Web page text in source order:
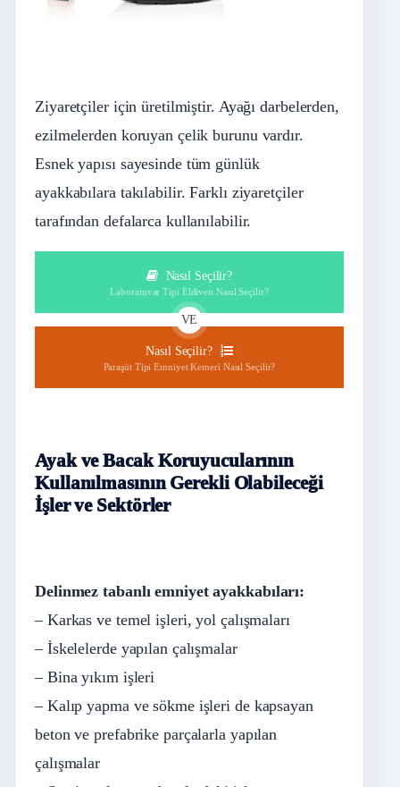
Ziyaretçiler için üretilmiştir. Ayağı darbelerden,
ezilmelerden koruyan çelik burunu vardır.
Esnek yapısı sayesinde tüm günlük
ayakkabılara takılabilir. Farklı ziyaretçiler
tarafından defalarca kullanılabilir.
Nasıl Seçilir?
Laboratuvar Tipi Eldiven Nasıl Seçilir?
VE
Nasıl Seçilir?
Paraşüt Tipi Emniyet Kemeri Nasıl Seçilir?
Ayak ve Bacak Koruyucularının
Kullanılmasının Gerekli Olabileceği
İşler ve Sektörler
Delinmez tabanlı emniyet ayakkabıları:
– Karkas ve temel işleri, yol çalışmaları
– İskelelerde yapılan çalışmalar
– Bina yıkım işleri
– Kalıp yapma ve sökme işleri de kapsayan
beton ve prefabrike parçalarla yapılan
çalışmalar